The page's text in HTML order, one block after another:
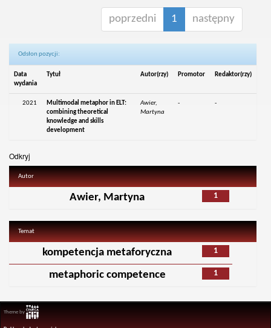
poprzedni 1 następny
Odsłon pozycji:
Data
wydania
Tytuł Autor(rzy) Promotor Redaktor(rzy)
2021
Multimodal metaphor in ELT:
combining theoretical
knowledge and skills
development
Awier,
Martyna
- -
Odkryj
Autor
1
Awier, Martyna
Temat
1
kompetencja metaforyczna
1
metaphoric competence
Theme by